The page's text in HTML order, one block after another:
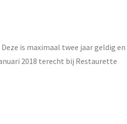
is maximaal twee jaar geldig
2018 terecht bij Restaurette